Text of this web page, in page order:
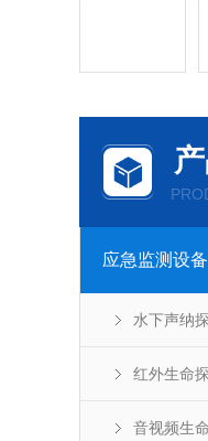
应急监测设备
水下声纳
红外生命
音视频生